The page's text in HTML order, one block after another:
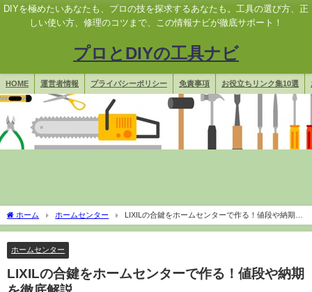
DIYを極めたいあなたも、プロの技を探求するあなたも。工具の選び方、正
しい使い方、修理のコツまで、この情報ナビが徹底サポート！
プロとDIYの工具ナビ
HOME 運営者情報 プライバシーポリシー 免責事項 お役立ちリンク集10選
ホーム ホームセンター
LIXILの合鍵をホームセンターで作る！値段や納期を
徹底解説
ホームセンター
LIXILの合鍵をホームセンターで作る！値段や納期